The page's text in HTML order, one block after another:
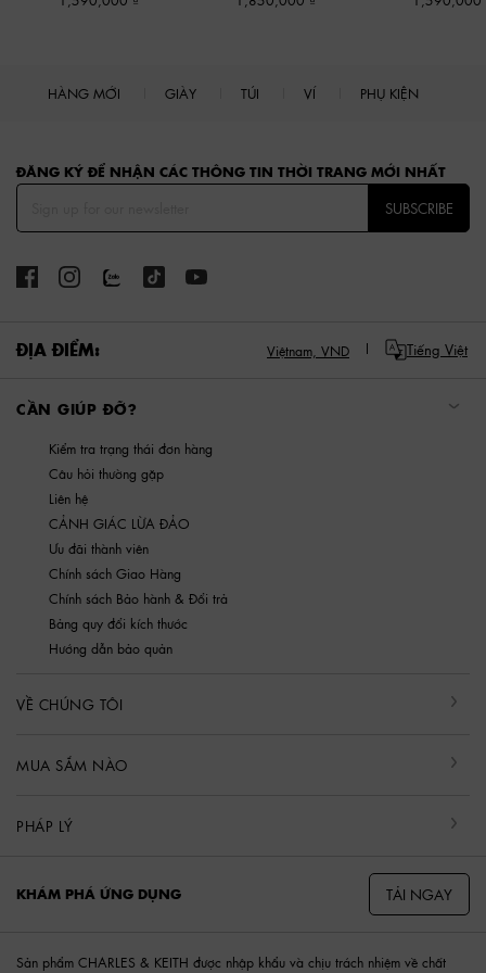
HÀNG MỚI GIÀY TÚI VÍ PHỤ KIỆN
ĐĂNG KÝ ĐỂ NHẬN CÁC THÔNG TIN THỜI TRANG MỚI NHẤT
SUBSCRIBE
ĐỊA ĐIỂM: Việtnam, VND Tiếng Việt
CẦN GIÚP ĐỠ?
Kiểm tra trạng thái đơn hàng
Câu hỏi thường gặp
Liên hệ
CẢNH GIÁC LỪA ĐẢO
Ưu đãi thành viên
Chính sách Giao Hàng
Chính sách Bảo hành & Đổi trả
Bảng quy đổi kích thước
Hướng dẫn bảo quản
VỀ CHÚNG TÔI
MUA SẮM NÀO
PHÁP LÝ
KHÁM PHÁ ỨNG DỤNG TẢI NGAY
Sản phẩm CHARLES & KEITH được nhập khẩu và chịu trách nhiệm về chất